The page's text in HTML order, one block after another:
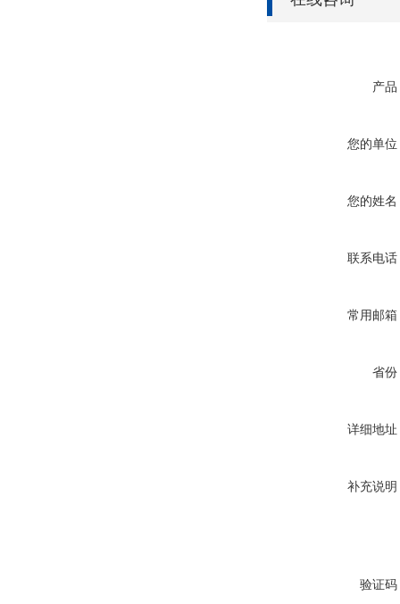
产品
您的单位
您的姓名
联系电话
常用邮箱
省份
详细地址
补充说明
验证码